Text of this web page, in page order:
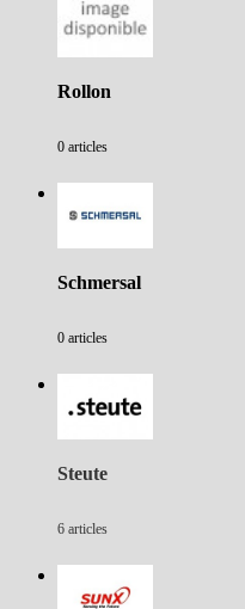
Rollon
0 articles
Schmersal
0 articles
Steute
6 articles